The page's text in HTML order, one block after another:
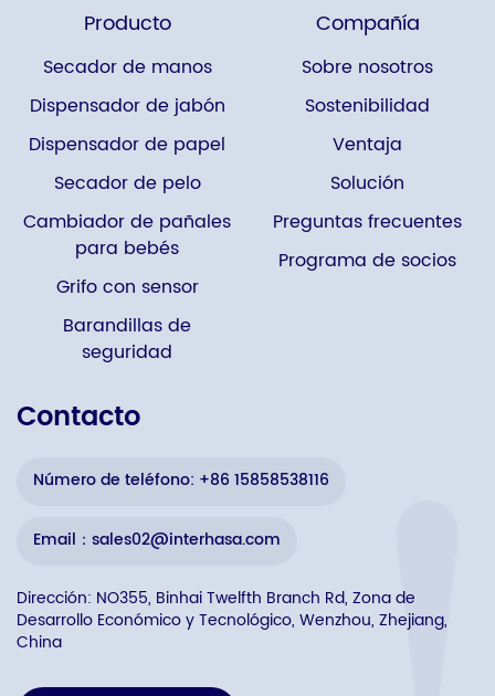
Producto
Secador de manos
Dispensador de jabón
Dispensador de papel
Secador de pelo
Cambiador de pañales
para bebés
Grifo con sensor
Barandillas de
seguridad
Compañía
Sobre nosotros
Sostenibilidad
Ventaja
Solución
Preguntas frecuentes
Programa de socios
Contacto
Número de teléfono: +86 15858538116
Email：sales02@interhasa.com
Dirección: NO355, Binhai Twelfth Branch Rd, Zona de
Desarrollo Económico y Tecnológico, Wenzhou, Zhejiang,
China